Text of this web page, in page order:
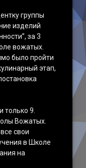
группы
изделий
за 3
вожатых.
было пройти
этап,
только 9.
Вожатых.
свои
в Школе
на